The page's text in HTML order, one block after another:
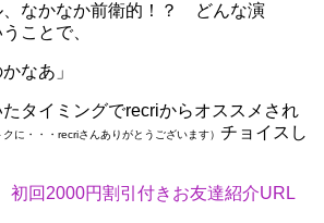
、なかなか前衛的！？ どんな演
ことで、
なあ」
たタイミングでrecriからオススメされ
クに・・・recriさんありがとうございます） チョイスし
回2000円割引付きお友達紹介URL